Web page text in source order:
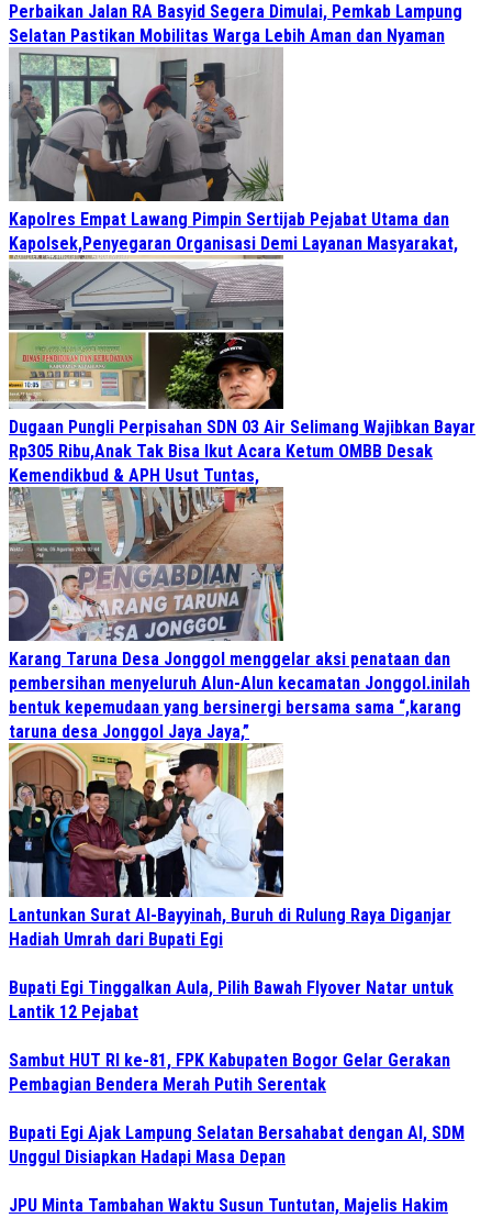
Perbaikan Jalan RA Basyid Segera Dimulai, Pemkab Lampung
Selatan Pastikan Mobilitas Warga Lebih Aman dan Nyaman
Kapolres Empat Lawang Pimpin Sertijab Pejabat Utama dan
Kapolsek,Penyegaran Organisasi Demi Layanan Masyarakat,
Dugaan Pungli Perpisahan SDN 03 Air Selimang Wajibkan Bayar
Rp305 Ribu,Anak Tak Bisa Ikut Acara Ketum OMBB Desak
Kemendikbud & APH Usut Tuntas,
Karang Taruna Desa Jonggol menggelar aksi penataan dan
pembersihan menyeluruh Alun-Alun kecamatan Jonggol.inilah
bentuk kepemudaan yang bersinergi bersama sama “,karang
taruna desa Jonggol Jaya Jaya,”
Lantunkan Surat Al-Bayyinah, Buruh di Rulung Raya Diganjar
Hadiah Umrah dari Bupati Egi
Bupati Egi Tinggalkan Aula, Pilih Bawah Flyover Natar untuk
Lantik 12 Pejabat
Sambut HUT RI ke-81, FPK Kabupaten Bogor Gelar Gerakan
Pembagian Bendera Merah Putih Serentak
Bupati Egi Ajak Lampung Selatan Bersahabat dengan AI, SDM
Unggul Disiapkan Hadapi Masa Depan
JPU Minta Tambahan Waktu Susun Tuntutan, Majelis Hakim